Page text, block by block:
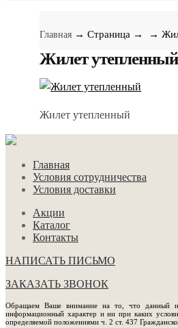
Главная → Страница → →
Жилет утепленный
Жилет утепленный
Главная
Условия сотрудничества
Условия доставки
Акции
Каталог
Контакты
НАПИСАТЬ ПИСЬМО
ЗАКАЗАТЬ ЗВОНОК
Обращаем Ваше внимание на то, что данный
информационный характер и ни при каких
определяемой положениями ч. 2 ст. 437